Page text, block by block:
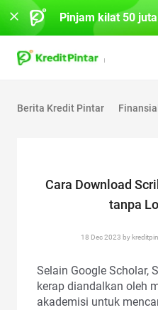
Berita Kredit Pintar
Cara Download
tanpa
18 Dec 2023 by
Selain Google Scholar,
kerap diandalkan oleh
akademisi untuk
Pinjam kilat 50